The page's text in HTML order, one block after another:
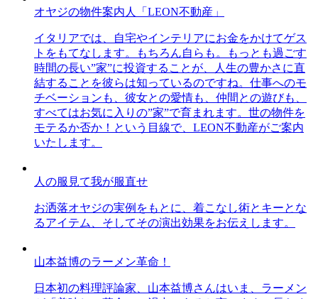
オヤジの物件案内人「LEON不動産」
イタリアでは、自宅やインテリアにお金をかけてゲス
トをもてなします。もちろん自らも。もっとも過ごす
時間の長い”家”に投資することが、人生の豊かさに直
結することを彼らは知っているのですね。仕事へのモ
チベーションも、彼女との愛情も、仲間との遊びも、
すべてはお気に入りの”家”で育まれます。世の物件を
モテるか否か！という目線で、LEON不動産がご案内
いたします。
人の服見て我が服直せ
お洒落オヤジの実例をもとに、着こなし術とキーとな
るアイテム、そしてその演出効果をお伝えします。
山本益博のラーメン革命！
日本初の料理評論家、山本益博さんはいま、ラーメン